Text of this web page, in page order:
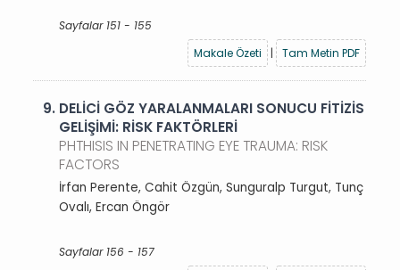
Sayfalar 151 - 155
Makale Özeti
| Tam Metin PDF
9. DELİCİ GÖZ YARALANMALARI SONUCU FİTİZİS
GELİŞİMİ: RİSK FAKTÖRLERİ
PHTHISIS IN PENETRATING EYE TRAUMA: RISK
FACTORS
İrfan Perente, Cahit Özgün, Sunguralp Turgut, Tunç
Ovalı, Ercan Öngör
Sayfalar 156 - 157